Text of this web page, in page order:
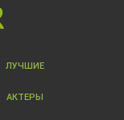
ЛУЧШИЕ
АКТЕРЫ